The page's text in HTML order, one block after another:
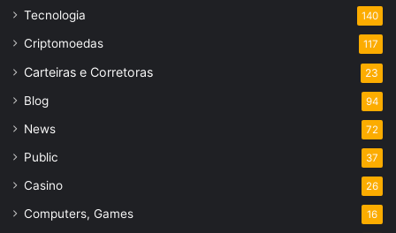
Tecnologia 140
Criptomoedas 117
Carteiras e Corretoras 23
Blog 94
News 72
Public 37
Casino 26
Computers, Games 16